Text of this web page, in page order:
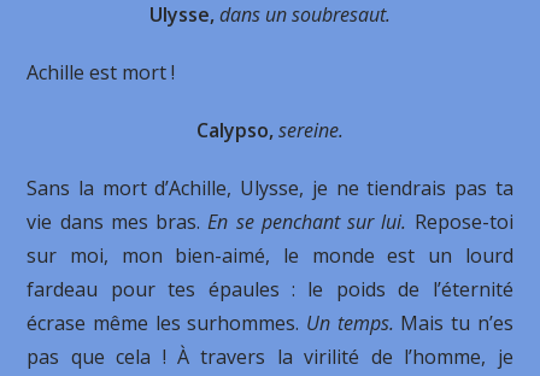
Ulysse,dans un soubresaut.
Achille est mort !
Calypso,sereine.
Sans la mort d’Achille, Ulysse, je ne tiendrais pas ta
vie dans mes bras. En se penchant sur lui. Repose-toi
sur moi, mon bien-aimé, le monde est un lourd
fardeau pour tes épaules : le poids de l’éternité
écrase même les surhommes. Un temps. Mais tu n’es
pas que cela ! À travers la virilité de l’homme, je